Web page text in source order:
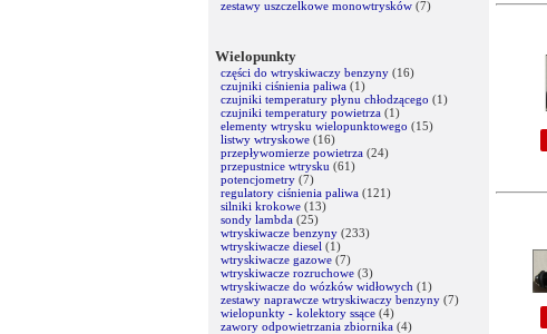
zestawy uszczelkowe monowtrysków (7)
Wielopunkty
części do wtryskiwaczy benzyny (16)
czujniki ciśnienia paliwa (1)
czujniki temperatury płynu chłodzącego (1)
czujniki temperatury powietrza (1)
elementy wtrysku wielopunktowego (15)
listwy wtryskowe (16)
przepływomierze powietrza (24)
przepustnice wtrysku (61)
potencjometry (7)
regulatory ciśnienia paliwa (121)
silniki krokowe (13)
sondy lambda (25)
wtryskiwacze benzyny (233)
wtryskiwacze diesel (1)
wtryskiwacze gazowe (7)
wtryskiwacze rozruchowe (3)
wtryskiwacze do wózków widłowych (1)
zestawy naprawcze wtryskiwaczy benzyny (7)
wielopunkty - kolektory ssące (4)
zawory odpowietrzania zbiornika (4)